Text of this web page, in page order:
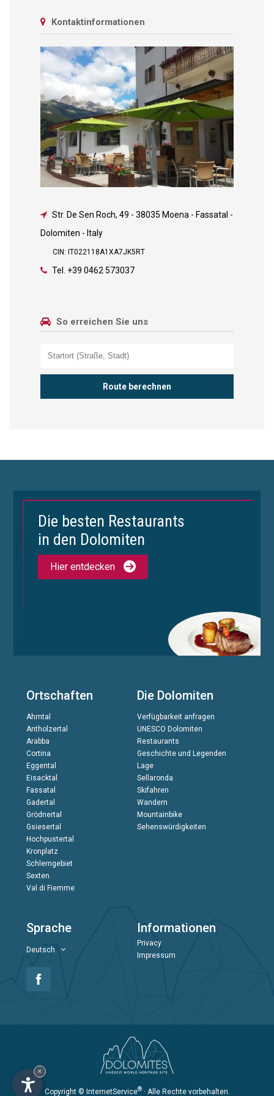
Kontaktinformationen
Str. De Sen Roch, 49 - 38035 Moena - Fassatal -
Dolomiten - Italy
CIN: IT022118A1XA7JK5RT
Tel. +39 0462 573037
So erreichen Sie uns
Die besten Restaurants
in den Dolomiten
Hier entdecken
Ortschaften
Ahrntal
Antholzertal
Arabba
Cortina
Eggental
Eisacktal
Fassatal
Gadertal
Grödnertal
Gsiesertal
Hochpustertal
Kronplatz
Schlerngebiet
Sexten
Val di Fiemme
Die Dolomiten
Verfügbarkeit anfragen
UNESCO Dolomiten
Restaurants
Geschichte und Legenden
Lage
Sellaronda
Skifahren
Wandern
Mountainbike
Sehenswürdigkeiten
Sprache
Deutsch
Informationen
Privacy
Impressum
Copyright © InternetService®· Alle Rechte vorbehalten.
×